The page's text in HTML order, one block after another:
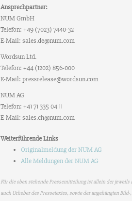
Ansprechpartner:
NUM GmbH
Telefon: +49 (7023) 7440-32
E-Mail: sales.de@num.com
Wordsun Ltd.
Telefon: +44 (1202) 856-000
E-Mail: pressrelease@wordsun.com
NUM AG
Telefon: +41 71 335 04 11
E-Mail: sales.ch@num.com
Weiterführende Links
Originalmeldung der NUM AG
Alle Meldungen der NUM AG
Für die oben stehende Pressemitteilung ist allein der
auch Urheber des Pressetextes, sowie der angehängten